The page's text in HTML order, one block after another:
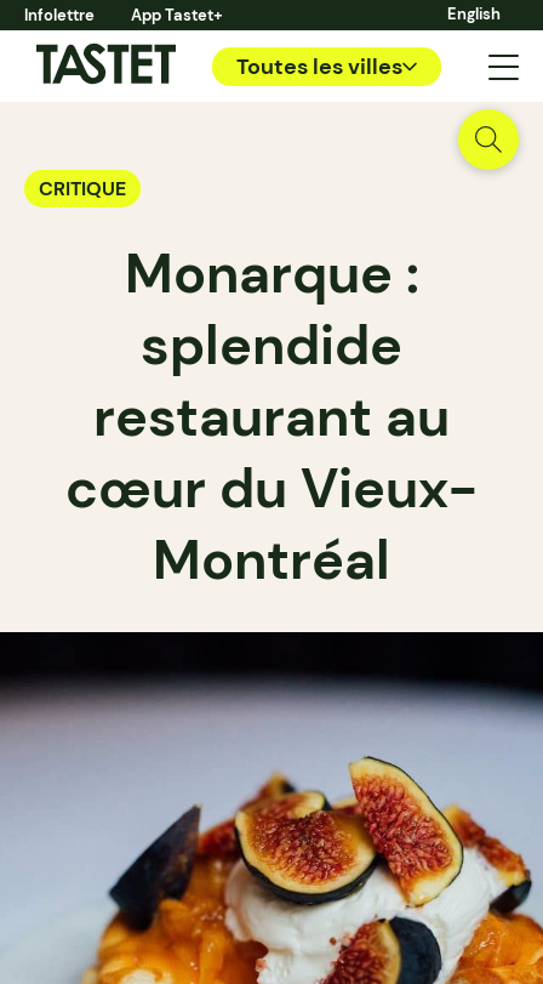
Infolettre App Tastet+ English
Toutes les villes
CRITIQUE
Monarque :
splendide
restaurant au
cœur du Vieux-
Montréal